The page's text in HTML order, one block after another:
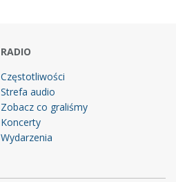
RADIO
Częstotliwości
Strefa audio
Zobacz co graliśmy
Koncerty
Wydarzenia